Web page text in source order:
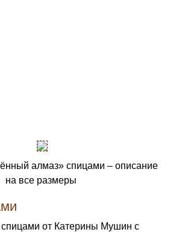
алмаз» спицами – описание
на все размеры
от Катерины Мушин с